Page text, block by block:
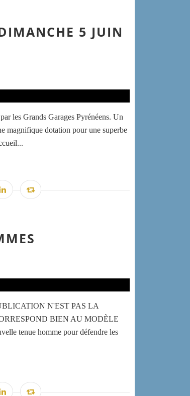
5 JUIN
les Grands Garages Pyrénéens. Un
magnifique dotation pour une superbe
N'EST PAS LA
BIEN AU MODÈLE
tenue homme pour défendre les